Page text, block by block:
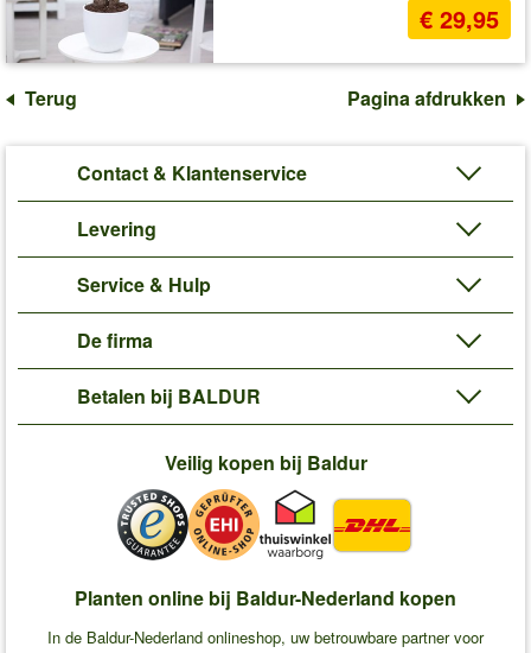
€ 29,95
Terug Pagina afdrukken
Contact & Klantenservice
Levering
Service & Hulp
De firma
Betalen bij BALDUR
Veilig kopen bij Baldur
Planten online bij Baldur-Nederland kopen
In de Baldur-Nederland onlineshop, uw betrouwbare partner voor